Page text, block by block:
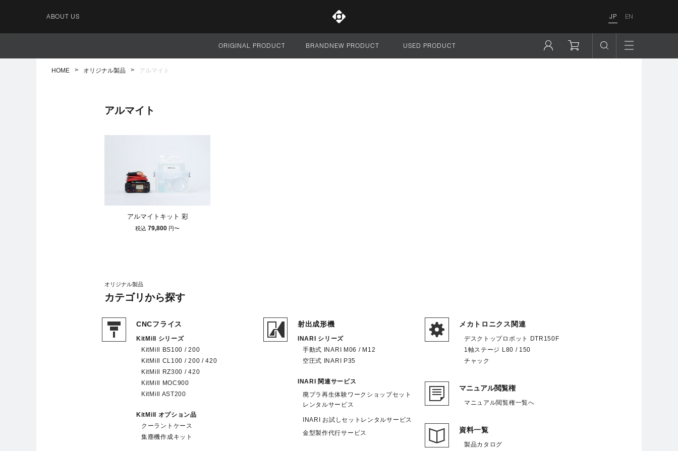
ABOUT US JP EN
サイト全体
ORIGINAL PRODUCT BRANDNEW PRODUCT USED PRODUCT
HOME オリジナル製品 アルマイト
アルマイト
アルマイトキット 彩
税込 79,800 円〜
オリジナル製品
カテゴリから探す
CNCフライス
KitMill シリーズ
KitMill BS100 / 200
KitMill CL100 / 200 / 420
KitMill RZ300 / 420
KitMill MOC900
KitMill AST200
KitMill オプション品
クーラントケース
集塵機作成キット
射出成形機
INARI シリーズ
手動式 INARI M06 / M12
空圧式 INARI P35
INARI 関連サービス
廃プラ再生体験ワークショップセット
レンタルサービス
INARI お試しセットレンタルサービス
金型製作代行サービス
メカトロニクス関連
デスクトップロボット DTR150F
1軸ステージ L80 / 150
チャック
マニュアル閲覧権
マニュアル閲覧権一覧へ
資料一覧
製品カタログ